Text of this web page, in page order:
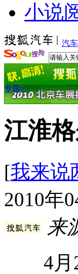
小说
汽
专题>>
江淮
[我来说
2010年
来
4月